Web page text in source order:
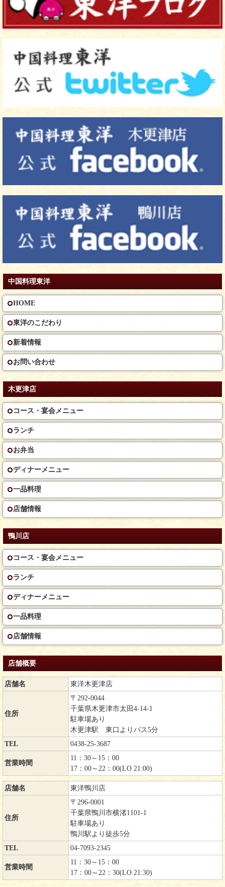
中国料理東洋
HOME
東洋のこだわり
新着情報
お問い合わせ
木更津店
コース・宴会メニュー
ランチ
お弁当
ディナーメニュー
一品料理
店舗情報
鴨川店
コース・宴会メニュー
ランチ
ディナーメニュー
一品料理
店舗情報
店舗概要
店舗名 東洋木更津店
住所
〒292-0044
千葉県木更津市太田4-14-1
駐車場あり
木更津駅 東口よりバス5分
TEL
0438-25-3687
営業時間
11：30～15：00
17：00～22：00(LO 21:00)
店舗名 東洋鴨川店
住所
〒296-0001
千葉県鴨川市横渚1101-1
駐車場あり
鴨川駅より徒歩5分
TEL
04-7093-2345
営業時間
11：30～15：00
17：00～22：30(LO 21:30)